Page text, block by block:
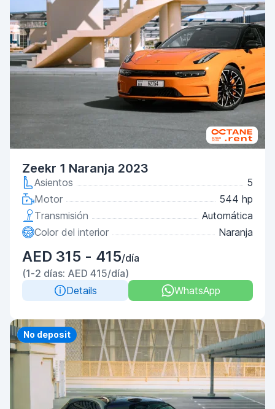
Zeekr 1 Naranja 2023
Asientos
5
Motor
544 hp
Transmisión
Automática
Color del interior
Naranja
AED 315 - 415/día
(1-2 días: AED 415/día)
Details
WhatsApp
Priority
No deposit